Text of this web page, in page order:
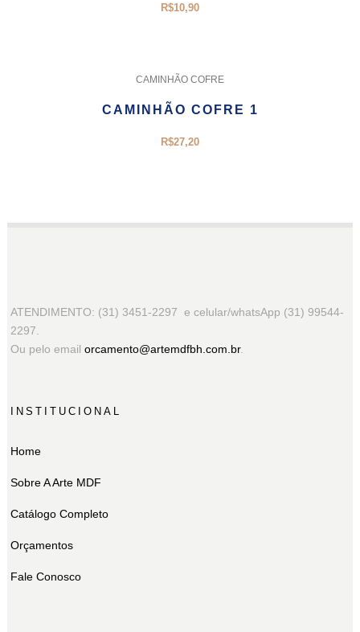
R$10,90
CAMINHÃO COFRE
CAMINHÃO COFRE 1
R$27,20
ATENDIMENTO: (31) 3451-2297 e celular/whatsApp (31) 99544-
2297.
Ou pelo emailorcamento@artemdfbh.com.br.
INSTITUCIONAL
Home
Sobre A Arte MDF
Catálogo Completo
Orçamentos
Fale Conosco